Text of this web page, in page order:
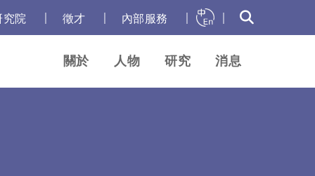
究院 徵才 內部服務
關於 人物 研究 消息